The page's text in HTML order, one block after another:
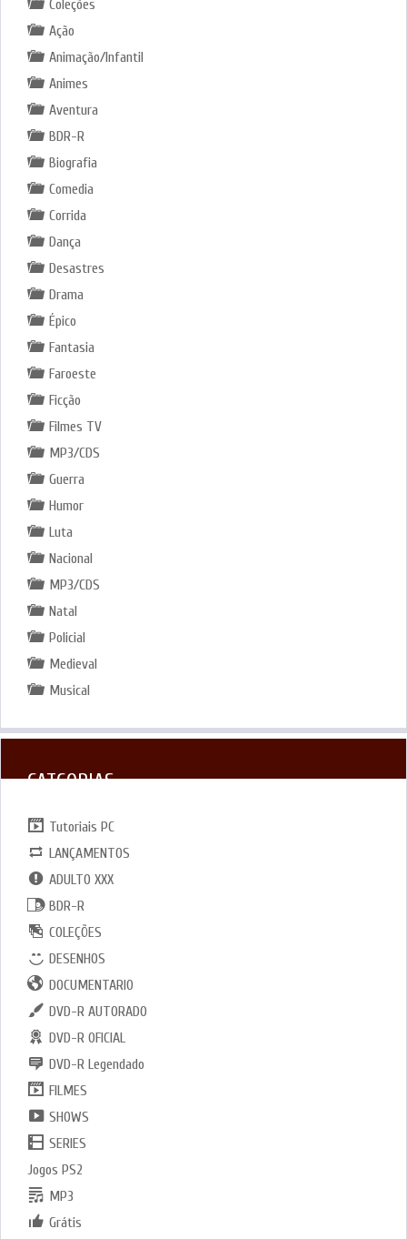
Coleções
Ação
Animação/Infantil
Animes
Aventura
BDR-R
Biografia
Comedia
Corrida
Dança
Desastres
Drama
Épico
Fantasia
Faroeste
Ficção
Filmes TV
MP3/CDS
Guerra
Humor
Luta
Nacional
MP3/CDS
Natal
Policial
Medieval
Musical
CATGORIAS
Tutoriais PC
LANÇAMENTOS
ADULTO XXX
BDR-R
COLEÇÕES
DESENHOS
DOCUMENTARIO
DVD-R AUTORADO
DVD-R OFICIAL
DVD-R Legendado
FILMES
SHOWS
SERIES
Jogos PS2
MP3
Grátis